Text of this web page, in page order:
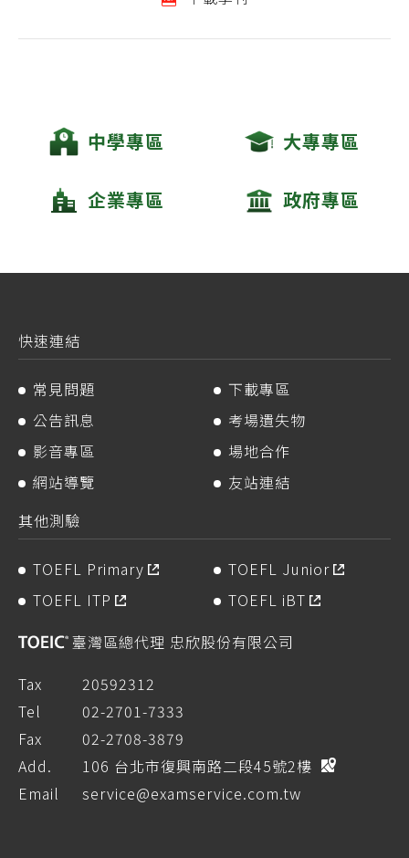
中學專區 大專專區
企業專區 政府專區
快速連結
常見問題
下載專區
公告訊息
考場遺失物
影音專區
場地合作
網站導覽
友站連結
其他測驗
TOEFL Primary
TOEFL Junior
TOEFL ITP
TOEFL iBT
臺灣區總代理 忠欣股份有限公司
Tax
20592312
Tel
02-2701-7333
Fax
02-2708-3879
Add.
106 台北市復興南路二段45號2樓
Email
service@examservice.com.tw